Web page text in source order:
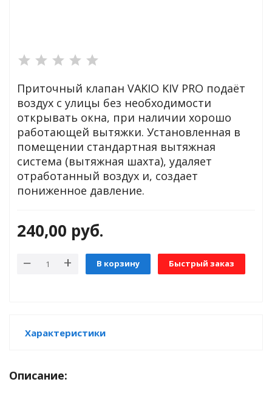
для
промышленности
Приточный клапан VAKIO KIV PRO подаёт
воздух с улицы без необходимости
открывать окна, при наличии хорошо
работающей вытяжки. Установленная в
помещении стандартная вытяжная
система (вытяжная шахта), удаляет
отработанный воздух и, создает
пониженное давление.
240,00 руб.
В корзину Быстрый заказ
Характеристики
Описание: